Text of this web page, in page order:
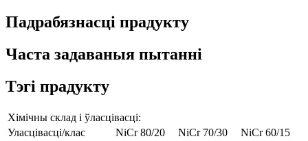
Падрабязнасці прадукту
Часта задаваныя пытанні
Тэгі прадукту
Хімічны склад і ўласцівасці:
Уласцівасці/клас
NiCr 80/20 NiCr 70/30 NiCr 60/15